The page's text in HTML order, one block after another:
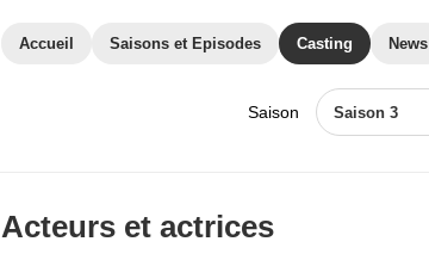
Accueil Saisons et Episodes Casting News
Saison Saison 3
Acteurs et actrices